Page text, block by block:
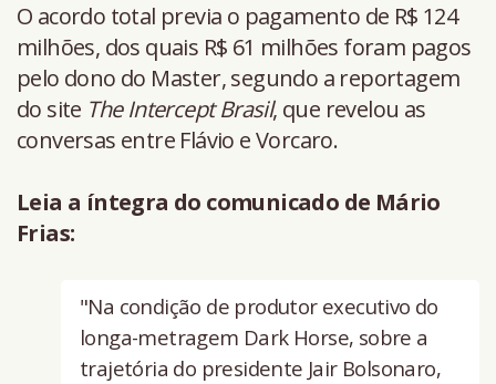
O acordo total previa o pagamento de R$ 124
milhões, dos quais R$ 61 milhões foram pagos
pelo dono do Master, segundo a reportagem
do site The Intercept Brasil, que revelou as
conversas entre Flávio e Vorcaro.
Leia a íntegra do comunicado de Mário
Frias:
"Na condição de produtor executivo do
longa-metragem Dark Horse, sobre a
trajetória do presidente Jair Bolsonaro,